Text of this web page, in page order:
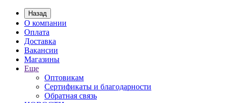
Назад
О компании
Оплата
Доставка
Вакансии
Магазины
Еще
Оптовикам
Сертификаты и благодарности
Обратная связь